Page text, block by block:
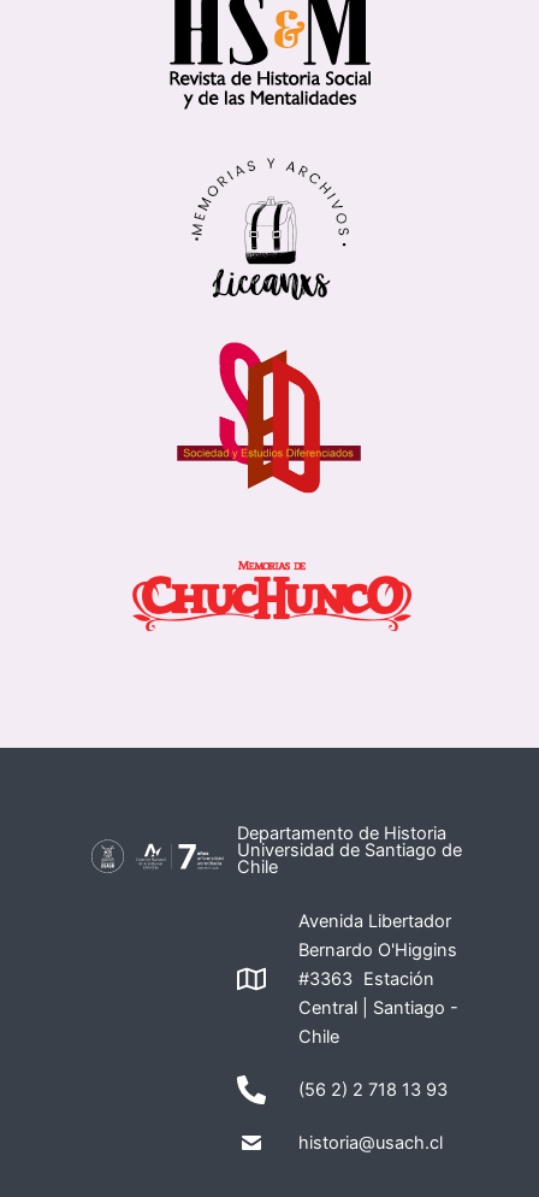
Departamento de Historia
Universidad de Santiago de
Chile
Avenida Libertador
Bernardo O'Higgins
#3363 Estación
Central | Santiago -
Chile
(56 2) 2 718 13 93
historia@usach.cl